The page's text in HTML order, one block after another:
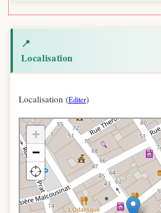
📍
Localisation
Localisation (Éditer)